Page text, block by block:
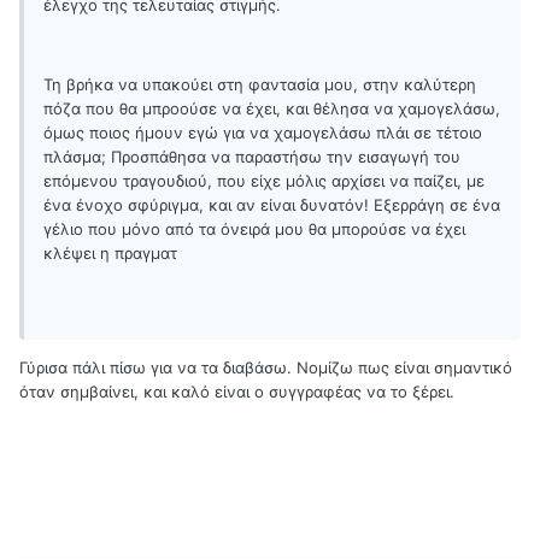
έλεγχο της τελευταίας στιγμής.
Τη βρήκα να υπακούει στη φαντασία μου, στην καλύτερη
πόζα που θα μπροούσε να έχει, και θέλησα να χαμογελάσω,
όμως ποιος ήμουν εγώ για να χαμογελάσω πλάι σε τέτοιο
πλάσμα; Προσπάθησα να παραστήσω την εισαγωγή του
επόμενου τραγουδιού, που είχε μόλις αρχίσει να παίζει, με
ένα ένοχο σφύριγμα, και αν είναι δυνατόν! Εξερράγη σε ένα
γέλιο που μόνο από τα όνειρά μου θα μπορούσε να έχει
κλέψει η πραγματ
Γύρισα πάλι πίσω για να τα διαβάσω. Νομίζω πως είναι σημαντικό
όταν σημβαίνει, και καλό είναι ο συγγραφέας να το ξέρει.